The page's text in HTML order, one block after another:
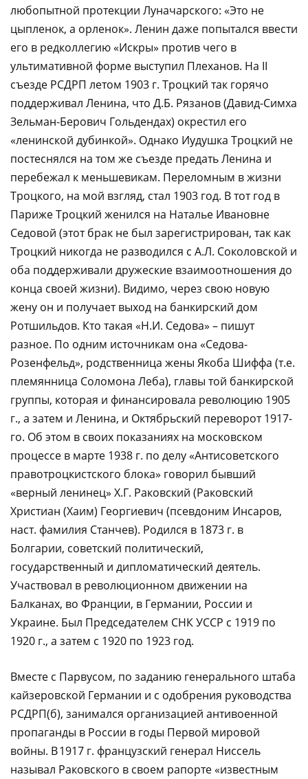
любопытной протекции Луначарского: «Это не
цыпленок, а орленок». Ленин даже попытался ввести
его в редколлегию «Искры» против чего в
ультимативной форме выступил Плеханов. На II
съезде РСДРП летом 1903 г. Троцкий так горячо
поддерживал Ленина, что Д.Б. Рязанов (Давид-Симха
Зельман-Берович Гольдендах) окрестил его
«ленинской дубинкой». Однако Иудушка Троцкий не
постеснялся на том же съезде предать Ленина и
перебежал к меньшевикам. Переломным в жизни
Троцкого, на мой взгляд, стал 1903 год. В тот год в
Париже Троцкий женился на Наталье Ивановне
Седовой (этот брак не был зарегистрирован, так как
Троцкий никогда не разводился с А.Л. Соколовской и
оба поддерживали дружеские взаимоотношения до
конца своей жизни). Видимо, через свою новую
жену он и получает выход на банкирский дом
Ротшильдов. Кто такая «Н.И. Седова» – пишут
разное. По одним источникам она «Седова-
Розенфельд», родственница жены Якоба Шиффа (т.е.
племянница Соломона Леба), главы той банкирской
группы, которая и финансировала революцию 1905
г., а затем и Ленина, и Октябрьский переворот 1917-
го. Об этом в своих показаниях на московском
процессе в марте 1938 г. по делу «Антисоветского
правотроцкистского блока» говорил бывший
«верный ленинец» Х.Г. Раковский (Раковский
Христиан (Хаим) Георгиевич (псевдоним Инсаров,
наст. фамилия Станчев). Родился в 1873 г. в
Болгарии, советский политический,
государственный и дипломатический деятель.
Участвовал в революционном движении на
Балканах, во Франции, в Германии, России и
Украине. Был Председателем СНК УССР с 1919 по
1920 г., а затем с 1920 по 1923 год.
Вместе с Парвусом, по заданию генерального штаба
кайзеровской Германии и с одобрения руководства
РСДРП(б), занимался организацией антивоенной
пропаганды в России в годы Первой мировой
войны. В 1917 г. французский генерал Ниссель
называл Раковского в своем рапорте «известным